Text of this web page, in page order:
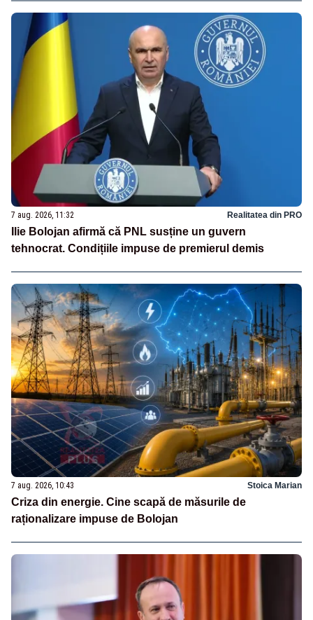
7 aug. 2026, 11:32 Realitatea din PRO
Ilie Bolojan afirmă că PNL susține un guvern
tehnocrat. Condițiile impuse de premierul demis
7 aug. 2026, 10:43 Stoica Marian
Criza din energie. Cine scapă de măsurile de
raționalizare impuse de Bolojan